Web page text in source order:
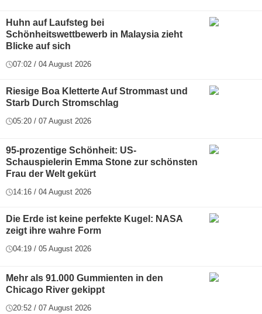
Huhn auf Laufsteg bei
Schönheitswettbewerb in Malaysia zieht
Blicke auf sich
07:02 / 04 August 2026
Riesige Boa Kletterte Auf Strommast und
Starb Durch Stromschlag
05:20 / 07 August 2026
95-prozentige Schönheit: US-
Schauspielerin Emma Stone zur schönsten
Frau der Welt gekürt
14:16 / 04 August 2026
Die Erde ist keine perfekte Kugel: NASA
zeigt ihre wahre Form
04:19 / 05 August 2026
Mehr als 91.000 Gummienten in den
Chicago River gekippt
20:52 / 07 August 2026